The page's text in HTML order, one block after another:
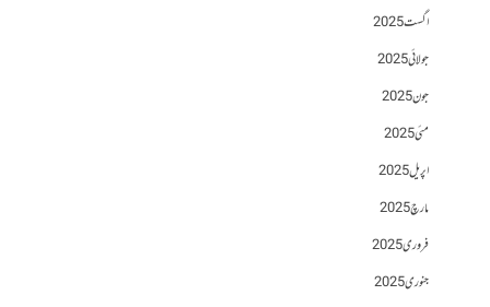
اگست 2025
جولائی 2025
جون 2025
مئی 2025
اپریل 2025
مارچ 2025
فروری 2025
جنوری 2025